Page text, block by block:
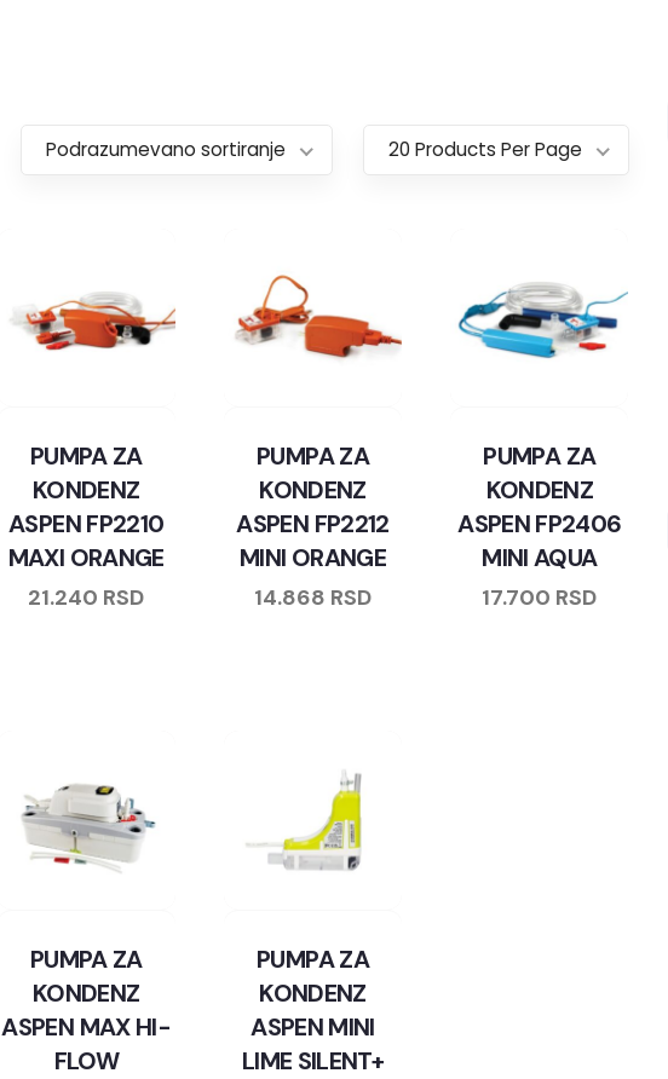
20 Products Per Page
Podrazumevano sortiranje
PUMPA ZA
KONDENZ
ASPEN FP2210
MAXI ORANGE
21.240 RSD
PUMPA ZA
KONDENZ
ASPEN FP2212
MINI ORANGE
14.868 RSD
PUMPA ZA
KONDENZ
ASPEN FP2406
MINI AQUA
17.700 RSD
PUMPA ZA
KONDENZ
ASPEN MAX HI-
FLOW
PUMPA ZA
KONDENZ
ASPEN MINI
LIME SILENT+